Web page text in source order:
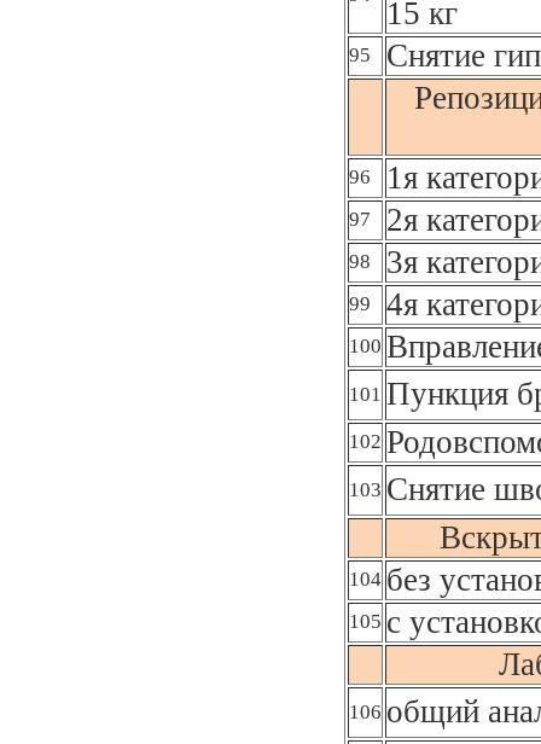
15 кг
95
Снятие
96 1я
97 2я
98 3я
99 4я
100
101 Пункция
102
103 Снятие
104 без
105 с
106 общий